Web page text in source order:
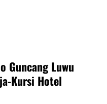
Guncang Luwu
Kursi Hotel